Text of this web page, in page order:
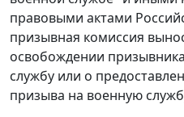
правовыми актами
призывная комиссия
освобождении
службу или о
призыва на военную